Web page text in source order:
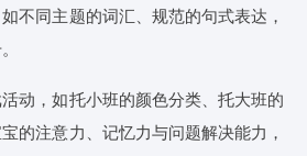
不同主题的词汇、规范的句式表达，
动，如托小班的颜色分类、托大班的
的注意力、记忆力与问题解决能力，